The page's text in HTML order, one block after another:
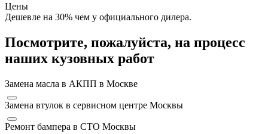
Цены
Дешевле на 30% чем у официального дилера.
Посмотрите, пожалуйста, на процесс
наших кузовных работ
Замена масла в АКПП в Москве
Замена втулок в сервисном центре Москвы
Ремонт бампера в СТО Москвы